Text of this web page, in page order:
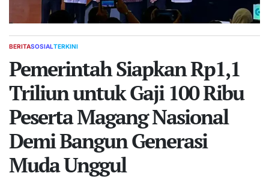
POSTED
BERITASOSIALTERKINI
Pemerintah Siapkan Rp1,1
Triliun untuk Gaji 100 Ribu
Peserta Magang Nasional
Demi Bangun Generasi
Muda Unggul